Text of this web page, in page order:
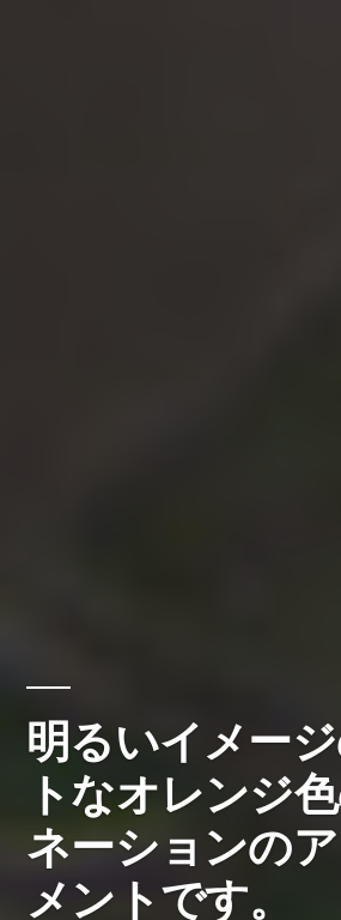
明るいイメー
トなオレンジ
ネーションの
メントです。